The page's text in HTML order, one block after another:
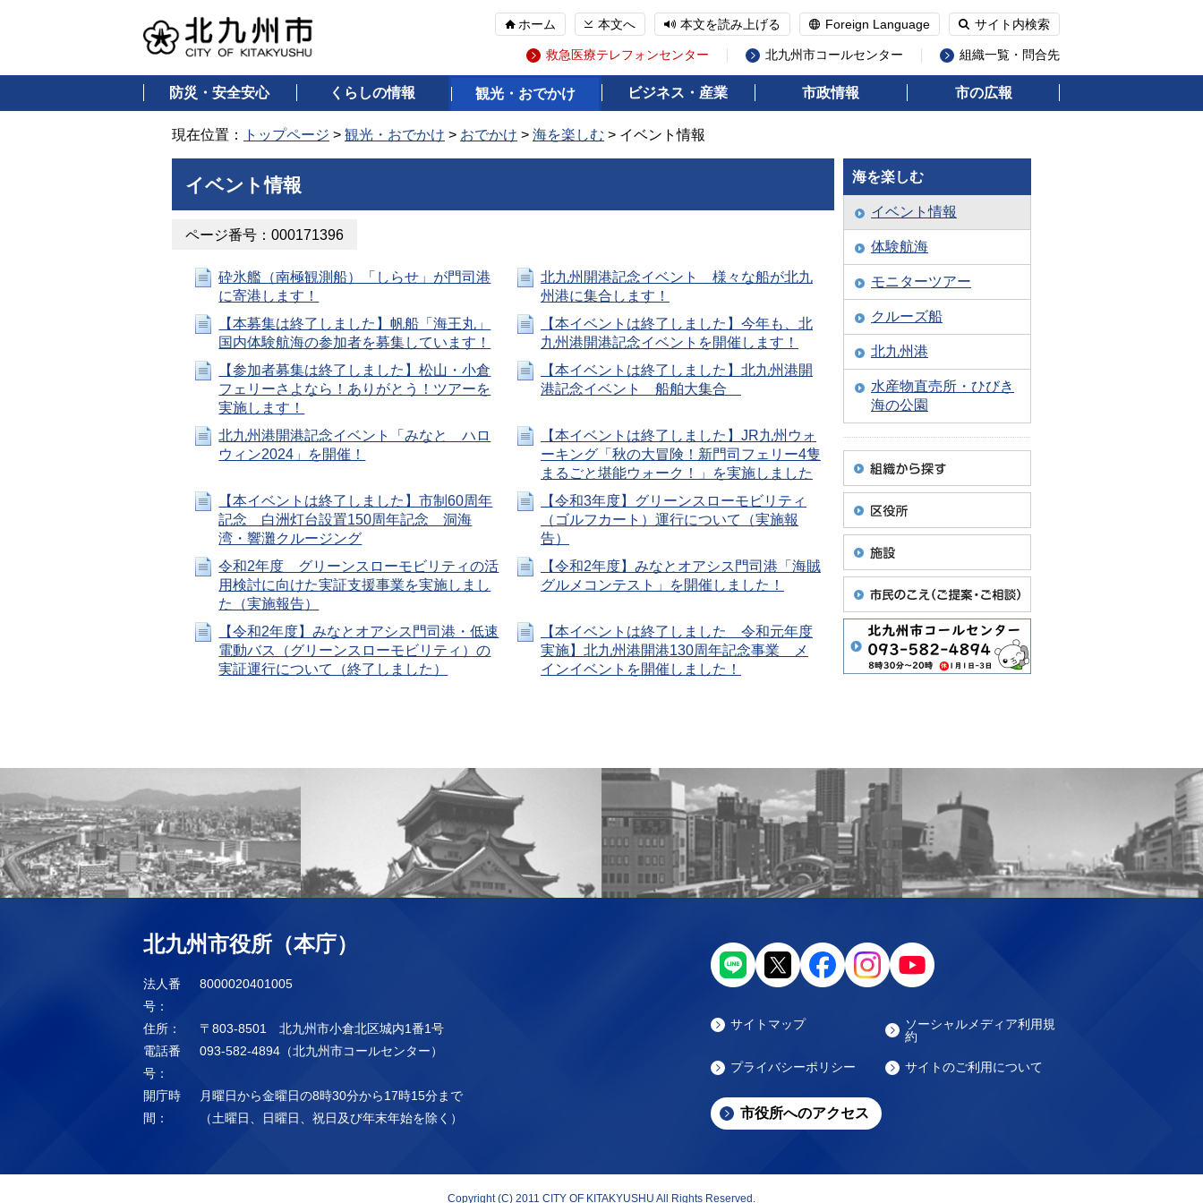
ホーム 本文へ 本文を読み上げる Foreign Language サイト内検索
救急医療テレフォンセンター 北九州市コールセンター 組織一覧・問合先
防災・安全安心 くらしの情報 観光・おでかけ ビジネス・産業 市政情報 市の広報
現在位置： トップページ > 観光・おでかけ > おでかけ > 海を楽しむ > イベント情報
イベント情報
ページ番号：000171396
砕氷艦（南極観測船）「しらせ」が門司港
に寄港します！
北九州開港記念イベント 様々な船が北九
州港に集合します！
【本募集は終了しました】帆船「海王丸」
国内体験航海の参加者を募集しています！
【本イベントは終了しました】今年も、北
九州港開港記念イベントを開催します！
【参加者募集は終了しました】松山・小倉
フェリーさよなら！ありがとう！ツアーを
実施します！
【本イベントは終了しました】北九州港開
港記念イベント 船舶大集合
北九州港開港記念イベント「みなと ハロ
ウィン2024」を開催！
【本イベントは終了しました】JR九州ウォ
ーキング「秋の大冒険！新門司フェリー4隻
まるごと堪能ウォーク！」を実施しました
【本イベントは終了しました】市制60周年
記念 白洲灯台設置150周年記念 洞海
湾・響灘クルージング
【令和3年度】グリーンスローモビリティ
（ゴルフカート）運行について（実施報
告）
令和2年度 グリーンスローモビリティの活
用検討に向けた実証支援事業を実施しまし
た（実施報告）
【令和2年度】みなとオアシス門司港「海賊
グルメコンテスト」を開催しました！
【令和2年度】みなとオアシス門司港・低速
電動バス（グリーンスローモビリティ）の
実証運行について（終了しました）
【本イベントは終了しました 令和元年度
実施】北九州港開港130周年記念事業 メ
インイベントを開催しました！
海を楽しむ
イベント情報
体験航海
モニターツアー
クルーズ船
北九州港
水産物直売所・ひびき
海の公園
北九州市役所（本庁）
法人番
号：
8000020401005
住所：
〒803-8501 北九州市小倉北区城内1番1号
電話番
号：
093-582-4894（北九州市コールセンター）
開庁時
間：
月曜日から金曜日の8時30分から17時15分まで
（土曜日、日曜日、祝日及び年末年始を除く）
サイトマップ
ソーシャルメディア利用規
約
プライバシーポリシー サイトのご利用について
市役所へのアクセス
Copyright (C) 2011 CITY OF KITAKYUSHU All Rights Reserved.